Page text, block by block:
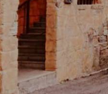
恋愛・パートナーシップ相談